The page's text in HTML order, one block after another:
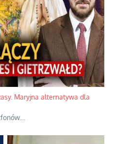
Maryjna alternatywa dla